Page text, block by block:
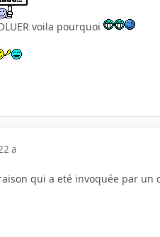
voila pourquoi
a
qui a eté invoquée par